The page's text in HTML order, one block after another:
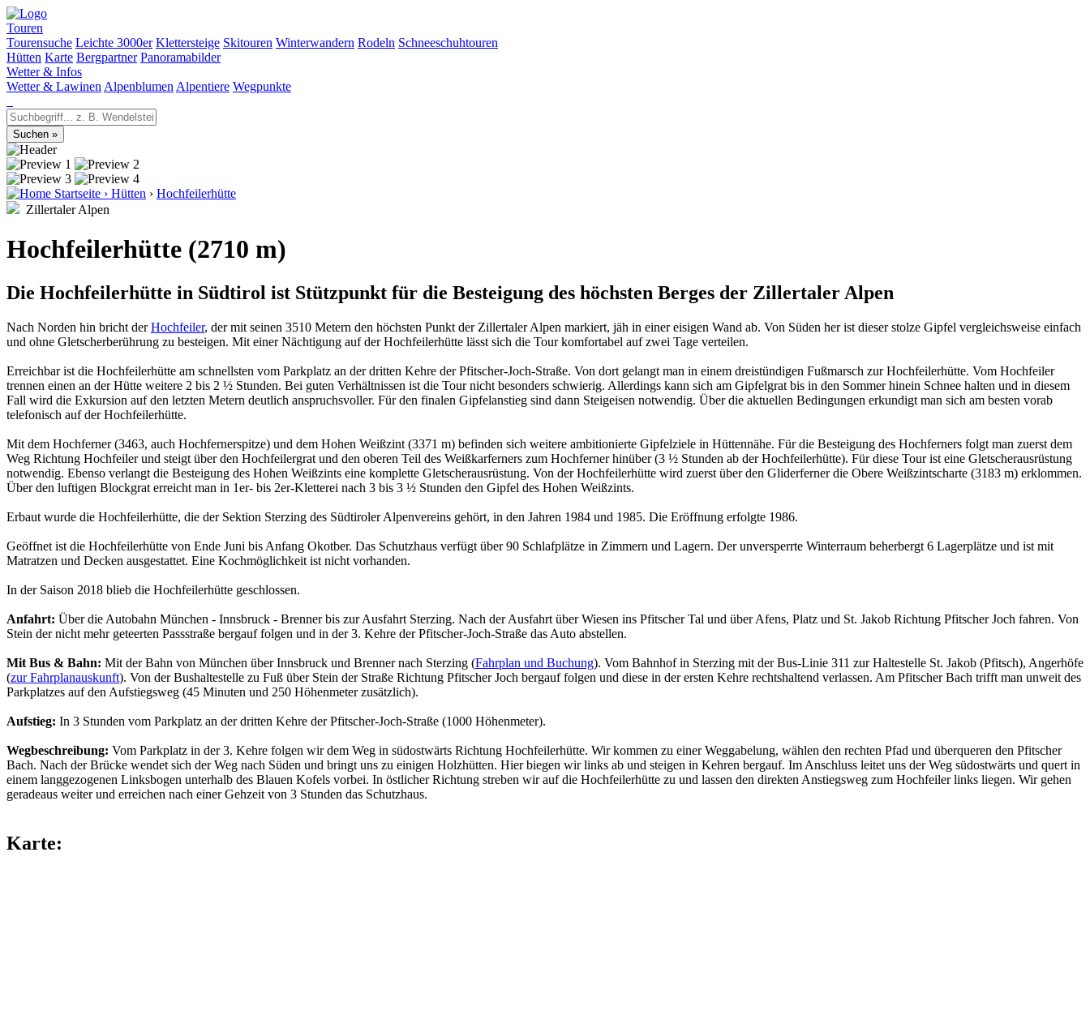
Touren
Tourensuche Leichte 3000er Klettersteige Skitouren Winterwandern Rodeln Schneeschuhtouren
Hütten Karte Bergpartner Panoramabilder
Wetter & Infos
Wetter & Lawinen Alpenblumen Alpentiere Wegpunkte
Startseite › Hütten › Hochfeilerhütte
Zillertaler Alpen
Hochfeilerhütte (2710 m)
Die Hochfeilerhütte in Südtirol ist Stützpunkt für die Besteigung des höchsten Berges der Zillertaler Alpen
Nach Norden hin bricht derHochfeiler, der mit seinen 3510 Metern den höchsten Punkt der Zillertaler Alpen markiert, jäh in einer eisigen Wand ab. Von Süden her ist dieser stolze Gipfel vergleichsweise einfach
und ohne Gletscherberührung zu besteigen. Mit einer Nächtigung auf der Hochfeilerhütte lässt sich die Tour komfortabel auf zwei Tage verteilen.
Erreichbar ist die Hochfeilerhütte am schnellsten vom Parkplatz an der dritten Kehre der Pfitscher-Joch-Straße. Von dort gelangt man in einem dreistündigen Fußmarsch zur Hochfeilerhütte. Vom Hochfeiler
trennen einen an der Hütte weitere 2 bis 2 ½ Stunden. Bei guten Verhältnissen ist die Tour nicht besonders schwierig. Allerdings kann sich am Gipfelgrat bis in den Sommer hinein Schnee halten und in diesem
Fall wird die Exkursion auf den letzten Metern deutlich anspruchsvoller. Für den finalen Gipfelanstieg sind dann Steigeisen notwendig. Über die aktuellen Bedingungen erkundigt man sich am besten vorab
telefonisch auf der Hochfeilerhütte.
Mit dem Hochferner (3463, auch Hochfernerspitze) und dem Hohen Weißzint (3371 m) befinden sich weitere ambitionierte Gipfelziele in Hüttennähe. Für die Besteigung des Hochferners folgt man zuerst dem
Weg Richtung Hochfeiler und steigt über den Hochfeilergrat und den oberen Teil des Weißkarferners zum Hochferner hinüber (3 ½ Stunden ab der Hochfeilerhütte). Für diese Tour ist eine Gletscherausrüstung
notwendig. Ebenso verlangt die Besteigung des Hohen Weißzints eine komplette Gletscherausrüstung. Von der Hochfeilerhütte wird zuerst über den Gliderferner die Obere Weißzintscharte (3183 m) erklommen.
Über den luftigen Blockgrat erreicht man in 1er- bis 2er-Kletterei nach 3 bis 3 ½ Stunden den Gipfel des Hohen Weißzints.
Erbaut wurde die Hochfeilerhütte, die der Sektion Sterzing des Südtiroler Alpenvereins gehört, in den Jahren 1984 und 1985. Die Eröffnung erfolgte 1986.
Geöffnet ist die Hochfeilerhütte von Ende Juni bis Anfang Okotber. Das Schutzhaus verfügt über 90 Schlafplätze in Zimmern und Lagern. Der unversperrte Winterraum beherbergt 6 Lagerplätze und ist mit
Matratzen und Decken ausgestattet. Eine Kochmöglichkeit ist nicht vorhanden.
In der Saison 2018 blieb die Hochfeilerhütte geschlossen.
Anfahrt: Über die Autobahn München - Innsbruck - Brenner bis zur Ausfahrt Sterzing. Nach der Ausfahrt über Wiesen ins Pfitscher Tal und über Afens, Platz und St. Jakob Richtung Pfitscher Joch fahren. Von
Stein der nicht mehr geteerten Passstraße bergauf folgen und in der 3. Kehre der Pfitscher-Joch-Straße das Auto abstellen.
Mit Bus & Bahn: Mit der Bahn von München über Innsbruck und Brenner nach Sterzing (Fahrplan und Buchung). Vom Bahnhof in Sterzing mit der Bus-Linie 311 zur Haltestelle St. Jakob (Pfitsch), Angerhöfe
(zur Fahrplanauskunft). Von der Bushaltestelle zu Fuß über Stein der Straße Richtung Pfitscher Joch bergauf folgen und diese in der ersten Kehre rechtshaltend verlassen. Am Pfitscher Bach trifft man unweit des
Parkplatzes auf den Aufstiegsweg (45 Minuten und 250 Höhenmeter zusätzlich).
Aufstieg: In 3 Stunden vom Parkplatz an der dritten Kehre der Pfitscher-Joch-Straße (1000 Höhenmeter).
Wegbeschreibung: Vom Parkplatz in der 3. Kehre folgen wir dem Weg in südostwärts Richtung Hochfeilerhütte. Wir kommen zu einer Weggabelung, wählen den rechten Pfad und überqueren den Pfitscher
Bach. Nach der Brücke wendet sich der Weg nach Süden und bringt uns zu einigen Holzhütten. Hier biegen wir links ab und steigen in Kehren bergauf. Im Anschluss leitet uns der Weg südostwärts und quert in
einem langgezogenen Linksbogen unterhalb des Blauen Kofels vorbei. In östlicher Richtung streben wir auf die Hochfeilerhütte zu und lassen den direkten Anstiegsweg zum Hochfeiler links liegen. Wir gehen
geradeaus weiter und erreichen nach einer Gehzeit von 3 Stunden das Schutzhaus.
Karte: